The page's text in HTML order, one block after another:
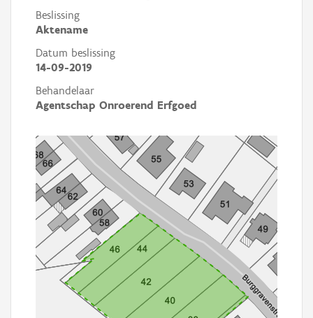
Beslissing
Aktename
Datum beslissing
14-09-2019
Behandelaar
Agentschap Onroerend Erfgoed